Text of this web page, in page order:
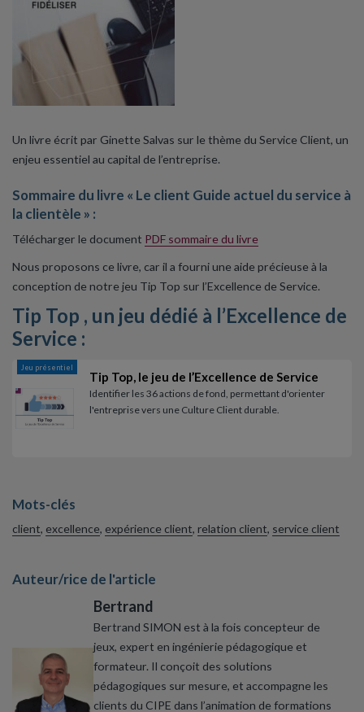
Un livre écrit par Ginette Salvas sur le thème du Service Client, un
enjeu essentiel au capital de l’entreprise.
Sommaire du livre « Le client Guide actuel du service à
la clientèle » :
Télécharger le document PDF sommaire du livre
Nous proposons ce livre, car il a fourni une aide précieuse à la
conception de notre jeu Tip Top sur l’Excellence de Service.
Tip Top , un jeu dédié à l’Excellence de
Service :
Jeu présentiel
Tip Top, le jeu de l’Excellence de Service
Identifier les 36 actions de fond, permettant d'orienter
l'entreprise vers une Culture Client durable.
Mots-clés
client, excellence, expérience client, relation client, service client
Auteur/rice de l'article
Bertrand
Bertrand SIMON est à la fois concepteur de
jeux, expert en ingénierie pédagogique et
formateur. Il conçoit des solutions
pédagogiques sur mesure, et accompagne les
clients du CIPE dans l’animation de formations